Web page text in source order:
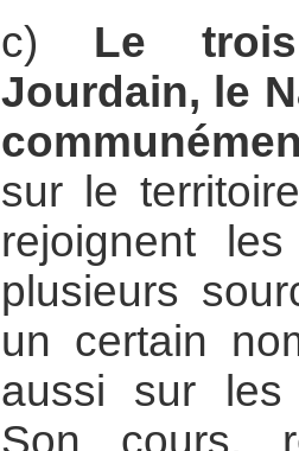
c) Le
Jourdain, le
sur le
rejoignent
plusieurs
un certain
aussi sur les
Son cours,